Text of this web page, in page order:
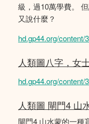
級，過10萬學費。
又說什麼？
hd.gp44.org/content/
人類圖八字，女
hd.gp44.org/content/
人類圖 閘門4 山
閘門4 山水蒙的一種